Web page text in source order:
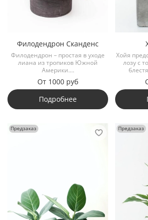
Филодендрон Сканденс
Филодендрон – простая в уходе
лиана из тропиков Южной
Америки....
От 1000 руб
Подробнее
Хойя
лозу с
Предзаказ Предзаказ